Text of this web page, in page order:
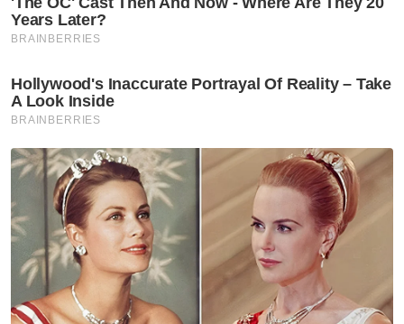
mahkamah meluluskan perintah injunksi
mandatori."
* Haeme Hashim ialah peguam di Haeme
Hashim & Co
Kes Mahkamah
Saman Fitnah